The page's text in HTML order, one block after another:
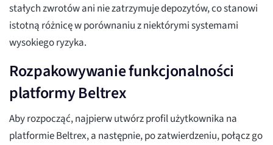
stałych zwrotów ani nie zatrzymuje depozytów, co stanowi
istotną różnicę w porównaniu z niektórymi systemami
wysokiego ryzyka.
Rozpakowywanie funkcjonalności
platformy Beltrex
Aby rozpocząć, najpierw utwórz profil użytkownika na
platformie Beltrex, a następnie, po zatwierdzeniu, połącz go